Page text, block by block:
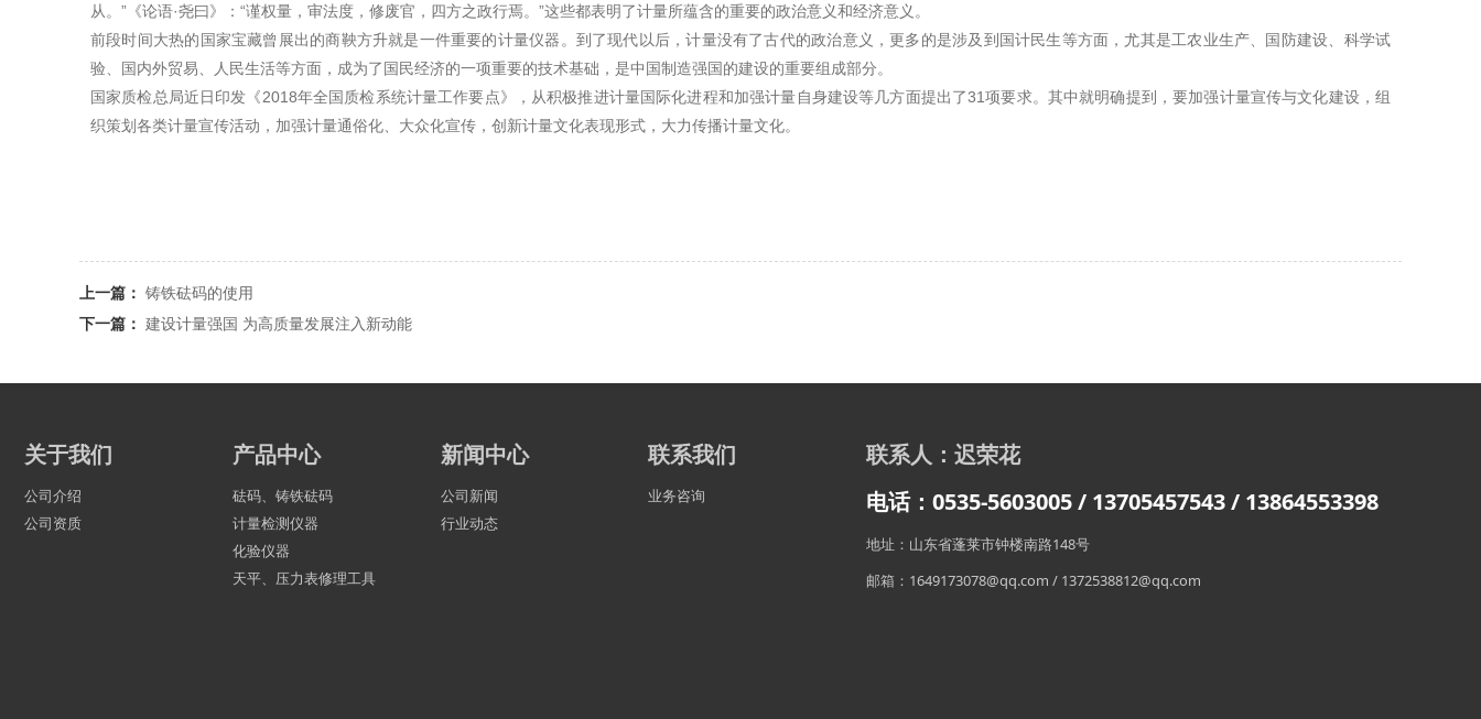
从。”《论语·尧曰》：“谨权量，审法度，修废官，四方之政行焉。”这些都表明了计量所蕴含的重要的政治意义和经济意义。
前段时间大热的国家宝藏曾展出的商鞅方升就是一件重要的计量仪器。到了现代以后，计量没有了古代的政治意义，更多的是涉及到国计民生等方面，尤其是工农业生产、国防建设、科学试
验、国内外贸易、人民生活等方面，成为了国民经济的一项重要的技术基础，是中国制造强国的建设的重要组成部分。
国家质检总局近日印发《2018年全国质检系统计量工作要点》，从积极推进计量国际化进程和加强计量自身建设等几方面提出了31项要求。其中就明确提到，要加强计量宣传与文化建设，组
织策划各类计量宣传活动，加强计量通俗化、大众化宣传，创新计量文化表现形式，大力传播计量文化。
上一篇： 铸铁砝码的使用
下一篇： 建设计量强国 为高质量发展注入新动能
关于我们
公司介绍
公司资质
产品中心
砝码、铸铁砝码
计量检测仪器
化验仪器
天平、压力表修理工具
新闻中心
公司新闻
行业动态
联系我们
业务咨询
联系人：迟荣花
电话：0535-5603005 / 13705457543/ 13864553398
地址：山东省蓬莱市钟楼南路148号
邮箱：1649173078@qq.com / 1372538812@qq.com